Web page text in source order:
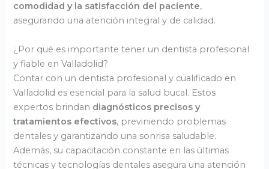
comodidad y la satisfacción del paciente,
asegurando una atención integral y de calidad.
¿Por qué es importante tener un dentista profesional
y fiable en Valladolid?
Contar con un dentista profesional y cualificado en
Valladolid es esencial para la salud bucal. Estos
expertos brindan diagnósticos precisos y
tratamientos efectivos, previniendo problemas
dentales y garantizando una sonrisa saludable.
Además, su capacitación constante en las últimas
técnicas y tecnologías dentales asegura una atención